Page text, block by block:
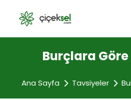
Burçlara
Ana Sayfa Tavsiyeler